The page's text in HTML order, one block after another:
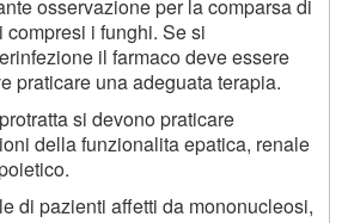
osservazione per la comparsa di
i funghi. Se si
il farmaco deve essere
praticare una adeguata terapia.
si devono praticare
della funzionalita epatica, renale
di pazienti affetti da mononucleosi,